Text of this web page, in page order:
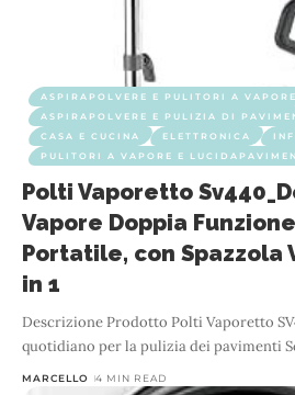
ASPIRAPOLVERE E PULITORI A VAPORE
ASPIRAPOLVERE E PULIZIA DI
CASA E CUCINA
ELETTRONICA
PULITORI A VAPORE E
Polti Vaporetto
Vapore Doppia
Portatile, con Spazzola
in 1
Descrizione Prodotto Polti Vaporetto
quotidiano per la pulizia dei pavimenti
MARCELLO 4 MIN READ